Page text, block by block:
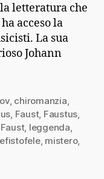
letteratura che
acceso la
La sua
Johann
, chiromanzia
Faust, Faustus
, leggenda
, mistero,